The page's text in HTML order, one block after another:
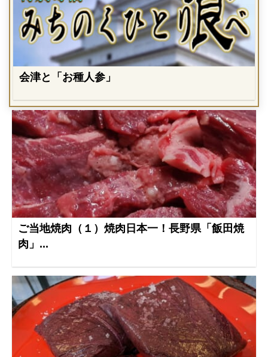
会津と「お種人参」
ご当地焼肉（１）焼肉日本一！長野県「飯田焼
肉」...